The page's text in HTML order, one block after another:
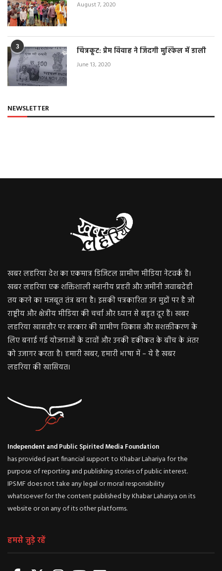
August 7, 2020
3 चित्रकूट: प्रेम विवाह ने जिंदगी मुश्किल में डाली
June 13, 2020
NEWSLETTER
खबर लहरिया देश का एकमात्र डिजिटल ग्रामीण मीडिया नेटवर्क है।
खबर लहरिया एक शक्तिशाली स्थानीय प्रहरी और जमीनी जवाबदेही
तय करने का मजबूत तंत्र बना है। इसकी पत्रकारिता उन मुद्दों पर है जो
राष्ट्रीय और क्षेत्रीय मीडिया की चर्चा और ध्यान से बहुत दूर हैं। खबर
लहरिया खासतौर पर सरकार की ग्रामीण विकास और सशक्तीकरण के
लिए बनाई गई योजनाओं के दावों और उनकी हकीकत के बीच के अंतर
को उजागर करता है। हमारी खबर, हमारी भाषा में – ये है खबर
लहरिया की खासियत।
Independent and Public Spirited Media Foundation
has provided part financial support to Khabar Lahariya for the
purpose of reporting and publishing stories of public interest.
IPSMF does not take any legal or moral responsibility
whatsoever for the content published by Khabar Lahariya on its
website or on any of its other platforms.
हमसे जुड़े रहें